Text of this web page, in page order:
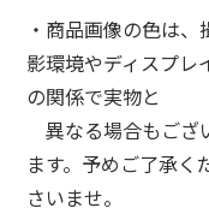
・商品画像の色は、
影環境やディスプレ
の関係で実物と
異なる場合もござ
ます。予めご了承く
さいませ。